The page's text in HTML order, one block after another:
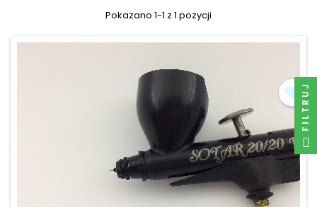
Pokazano 1-1 z 1 pozycji
FILTRUJ